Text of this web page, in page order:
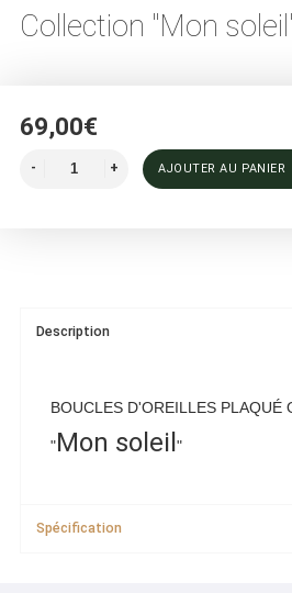
Collection "Mon
69,00€
AJOUTER AU PANIER
Description
BOUCLES D'OREILLES PLAQUÉ
"Mon soleil"
Spécification